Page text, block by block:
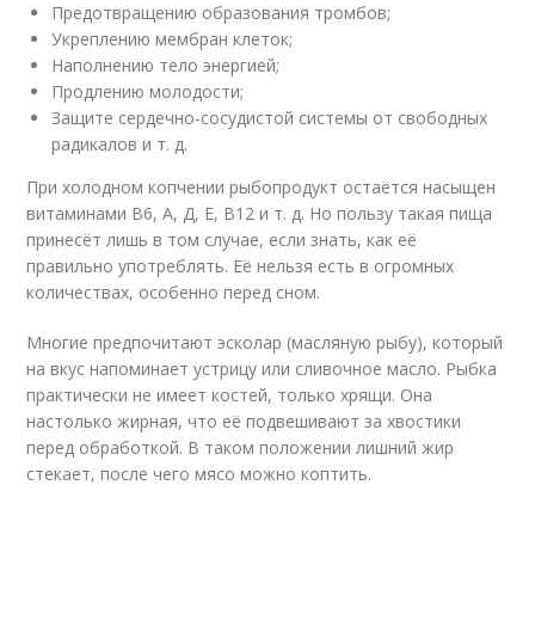
Предотвращению образования тромбов;
Укреплению мембран клеток;
Наполнению тело энергией;
Продлению молодости;
Защите сердечно-сосудистой системы от свободных
радикалов и т. д.
При холодном копчении рыбопродукт остаётся насыщен
витаминами В6, А, Д, Е, В12 и т. д. Но пользу такая пища
принесёт лишь в том случае, если знать, как её
правильно употреблять. Её нельзя есть в огромных
количествах, особенно перед сном.
Многие предпочитают эсколар (масляную рыбу), который
на вкус напоминает устрицу или сливочное масло. Рыбка
практически не имеет костей, только хрящи. Она
настолько жирная, что её подвешивают за хвостики
перед обработкой. В таком положении лишний жир
стекает, после чего мясо можно коптить.